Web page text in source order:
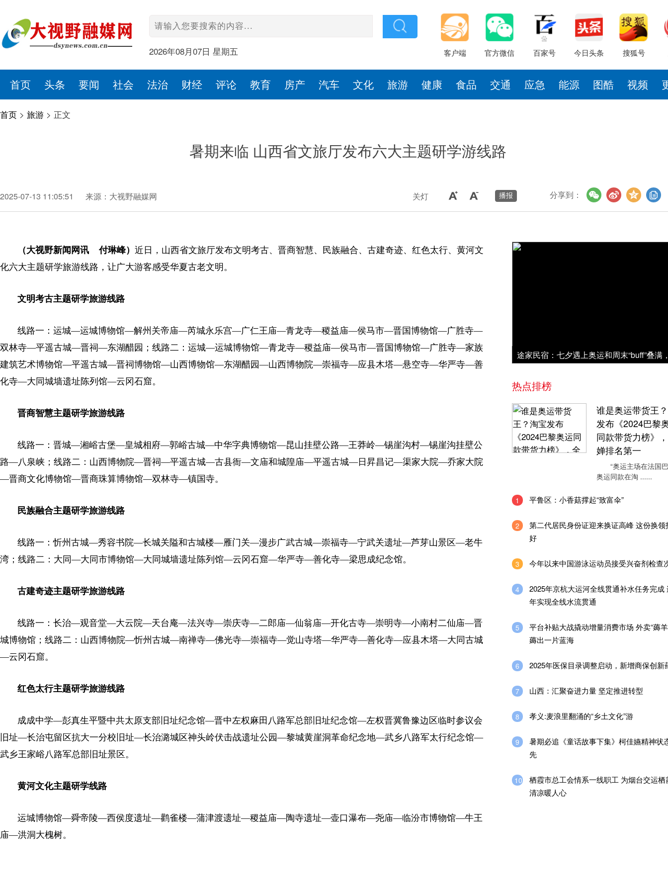
2026年08月07日 星期五 客户端 官方微信 百家号 今日头条 搜狐号
首页 头条 要闻 社会 法治 财经 评论 教育 房产 汽车 文化 旅游 健康 食品 交通 应急 能源 图酷 视频
首页 > 旅游 > 正文
暑期来临 山西省文旅厅发布六大主题研学游线路
2025-07-13 11:05:51 来源：大视野融媒网 关灯 分享到：
（大视野新闻网讯 付琳峰） 近日，山西省文旅厅发布文明考古、晋商智慧、民族融合、古建奇迹、红色太行、黄河文
化六大主题研学旅游线路，让广大游客感受华夏古老文明。
文明考古主题研学旅游线路
线路一：运城—运城博物馆—解州关帝庙—芮城永乐宫—广仁王庙—青龙寺—稷益庙—侯马市—晋国博物馆—广胜寺—
双林寺—平遥古城—晋祠—东湖醋园；线路二：运城—运城博物馆—青龙寺—稷益庙—侯马市—晋国博物馆—广胜寺—家族
建筑艺术博物馆—平遥古城—晋祠博物馆—山西博物馆—东湖醋园—山西博物院—崇福寺—应县木塔—悬空寺—华严寺—善
化寺—大同城墙遗址陈列馆—云冈石窟。
晋商智慧主题研学旅游线路
线路一：晋城—湘峪古堡—皇城相府—郭峪古城—中华字典博物馆—昆山挂壁公路—王莽岭—锡崖沟村—锡崖沟挂壁公
路—八泉峡；线路二：山西博物院—晋祠—平遥古城—古县衙—文庙和城隍庙—平遥古城—日昇昌记—渠家大院—乔家大院
—晋商文化博物馆—晋商珠算博物馆—双林寺—镇国寺。
民族融合主题研学旅游线路
线路一：忻州古城—秀容书院—长城关隘和古城楼—雁门关—漫步广武古城—崇福寺—宁武关遗址—芦芽山景区—老牛
湾；线路二：大同—大同市博物馆—大同城墙遗址陈列馆—云冈石窟—华严寺—善化寺—梁思成纪念馆。
古建奇迹主题研学旅游线路
线路一：长治—观音堂—大云院—天台庵—法兴寺—崇庆寺—二郎庙—仙翁庙—开化古寺—崇明寺—小南村二仙庙—晋
城博物馆；线路二：山西博物院—忻州古城—南禅寺—佛光寺—崇福寺—觉山寺塔—华严寺—善化寺—应县木塔—大同古城
—云冈石窟。
红色太行主题研学旅游线路
成成中学—彭真生平暨中共太原支部旧址纪念馆—晋中左权麻田八路军总部旧址纪念馆—左权晋冀鲁豫边区临时参议会
旧址—长治屯留区抗大一分校旧址—长治潞城区神头岭伏击战遗址公园—黎城黄崖洞革命纪念地—武乡八路军太行纪念馆—
武乡王家峪八路军总部旧址景区。
黄河文化主题研学线路
运城博物馆—舜帝陵—西侯度遗址—鹳雀楼—蒲津渡遗址—稷益庙—陶寺遗址—壶口瀑布—尧庙—临汾市博物馆—牛王
庙—洪洞大槐树。
热点排榜
谁是奥运带货王
发布《2024巴黎
同款带货力榜》
婵排名第一
“奥运主场在法国
奥运同款在淘 ......
1 平鲁区：小香菇撑起“致富伞”
2
第二代居民身份证迎来换证高峰 这份换领
好
3 今年以来中国游泳运动员接受兴奋剂检查
4
2025年京杭大运河全线贯通补水任务完成
年实现全线水流贯通
5
平台补贴大战撬动增量消费市场 外卖“薅
薅出一片蓝海
6 2025年医保目录调整启动，新增商保创新
7 山西：汇聚奋进力量 坚定推进转型
8 孝义:麦浪里翻涌的“乡土文化”游
9
暑期必追《童话故事下集》柯佳嬿精神状
先
10
栖霞市总工会情系一线职工 为烟台交运栖
清凉暖人心